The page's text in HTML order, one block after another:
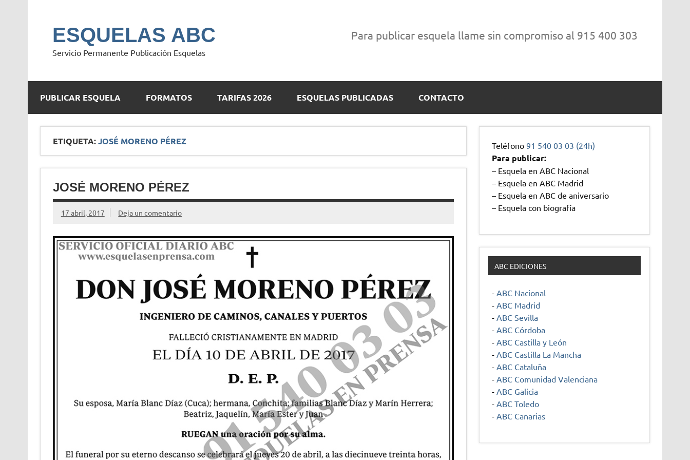
ESQUELAS ABC
Servicio Permanente Publicación Esquelas
Para publicar esquela llame sin compromiso al 915 400 303
PUBLICAR ESQUELA FORMATOS TARIFAS 2026 ESQUELAS PUBLICADAS CONTACTO
ETIQUETA:JOSÉ MORENO PÉREZ
JOSÉ MORENO PÉREZ
17 abril, 2017 Deja un comentario
Teléfono91 540 03 03 (24h)
Para publicar:
– Esquela en ABC Nacional
– Esquela en ABC Madrid
– Esquela en ABC de aniversario
– Esquela con biografía
ABC EDICIONES
- ABC Nacional
- ABC Madrid
- ABC Sevilla
- ABC Córdoba
- ABC Castilla y León
- ABC Castilla La Mancha
- ABC Cataluña
- ABC Comunidad Valenciana
- ABC Galicia
- ABC Toledo
- ABC Canarias